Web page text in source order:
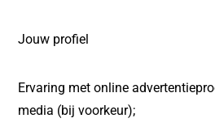
Jouw profiel
Ervaring met online
media (bij voorkeur);